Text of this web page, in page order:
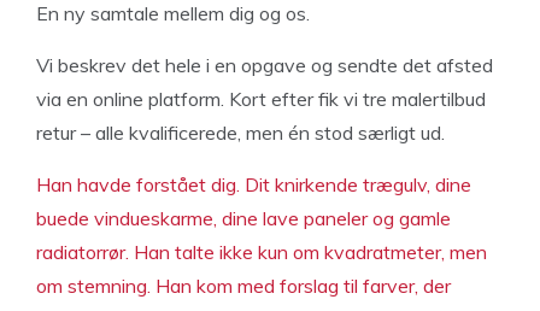
En ny samtale mellem dig og os.
Vi beskrev det hele i en opgave og sendte det afsted
via en online platform. Kort efter fik vi tre malertilbud
retur – alle kvalificerede, men én stod særligt ud.
Han havde forstået dig. Dit knirkende trægulv, dine
buede vindueskarme, dine lave paneler og gamle
radiatorrør. Han talte ikke kun om kvadratmeter, men
om stemning. Han kom med forslag til farver, der